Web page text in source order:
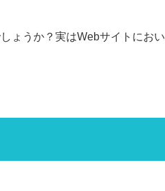
ょうか？実はWebサイトにお